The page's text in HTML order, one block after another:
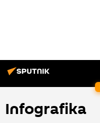
Infografika